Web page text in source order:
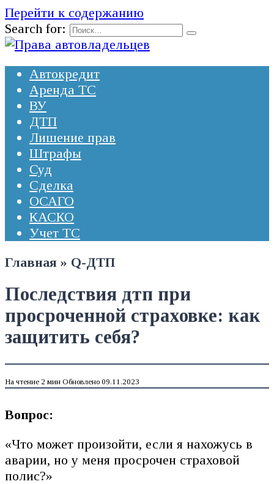
Перейти к содержанию
Search for:
Автокредит
Аренда ТС
ВУ
ДТП
Лишение прав
Штрафы
Суд
Сделка
ОСАГО
КАСКО
Учет ТС
Главная » Q-ДТП
Последствия дтп при
просроченной страховке: как
защитить себя?
На чтение 2 мин Обновлено 09.11.2023
Вопрос:
«Что может произойти, если я нахожусь в
аварии, но у меня просрочен страховой
полис?»